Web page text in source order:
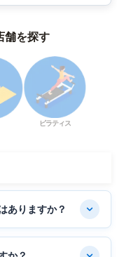
舗を探す
ピラティス
ありますか？